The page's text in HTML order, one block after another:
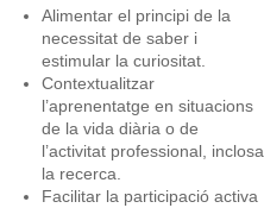
Alimentar el principi de la
necessitat de saber i
estimular la curiositat.
Contextualitzar
l’aprenentatge en situacions
de la vida diària o de
l’activitat professional, inclosa
la recerca.
Facilitar la participació activa